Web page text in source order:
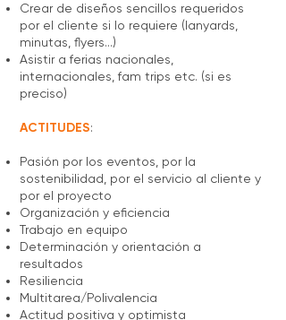
Crear de diseños sencillos requeridos
por el cliente si lo requiere (lanyards,
minutas, flyers...)
Asistir a ferias nacionales,
internacionales, fam trips etc. (si es
preciso)
ACTITUDES:
Pasión por los eventos, por la
sostenibilidad, por el servicio al cliente y
por el proyecto
Organización y eficiencia
Trabajo en equipo
Determinación y orientación a
resultados
Resiliencia
Multitarea/Polivalencia
Actitud positiva y optimista